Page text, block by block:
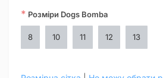
* Розміри Dogs Bomba
8 10 11 12 13